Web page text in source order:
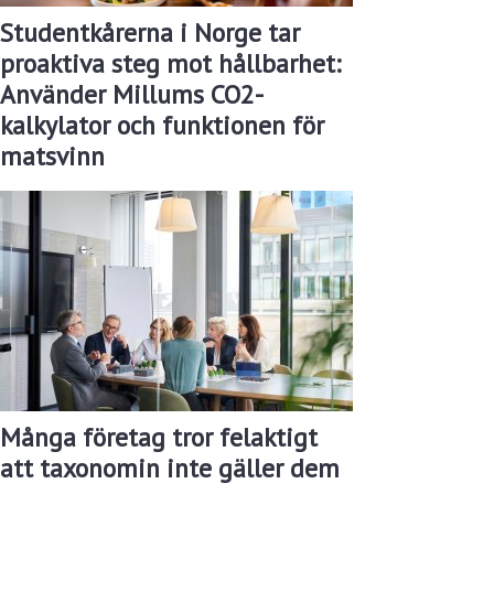
Studentkårerna i Norge tar
proaktiva steg mot hållbarhet:
Använder Millums CO2-
kalkylator och funktionen för
matsvinn
Många företag tror felaktigt
att taxonomin inte gäller dem